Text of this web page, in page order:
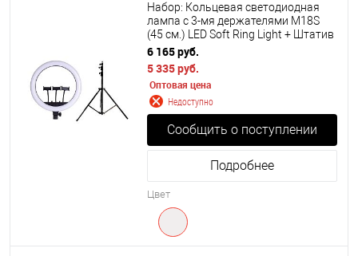
Набор: Кольцевая светодиодная
лампа с 3-мя держателями M18S
(45 см.) LED Soft Ring Light + Штатив
210 см.
6 165 руб.
5 335 руб.
Оптовая цена
Недоступно
Сообщить о поступлении
Подробнее
Цвет